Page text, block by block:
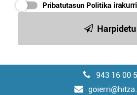
Pribatutasun Politika
Harpidetu
943 16 00